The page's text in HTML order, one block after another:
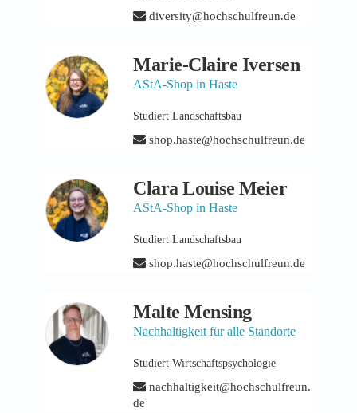
diversity@hochschulfreun.de
Marie-Claire Iversen
AStA-Shop in Haste
Studiert Landschaftsbau
shop.haste@hochschulfreun.de
Clara Louise Meier
AStA-Shop in Haste
Studiert Landschaftsbau
shop.haste@hochschulfreun.de
Malte Mensing
Nachhaltigkeit für alle Standorte
Studiert Wirtschaftspsychologie
nachhaltigkeit@hochschulfreun.
de